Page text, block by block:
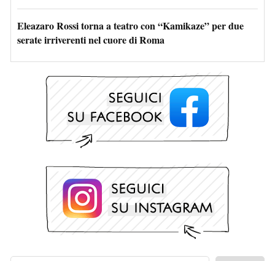
Eleazaro Rossi torna a teatro con “Kamikaze” per due
serate irriverenti nel cuore di Roma